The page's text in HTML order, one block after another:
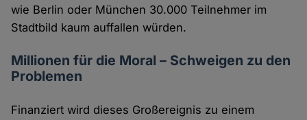
wie Berlin oder München 30.000 Teilnehmer im
Stadtbild kaum auffallen würden.
Millionen für die Moral – Schweigen zu den
Problemen
Finanziert wird dieses Großereignis zu einem